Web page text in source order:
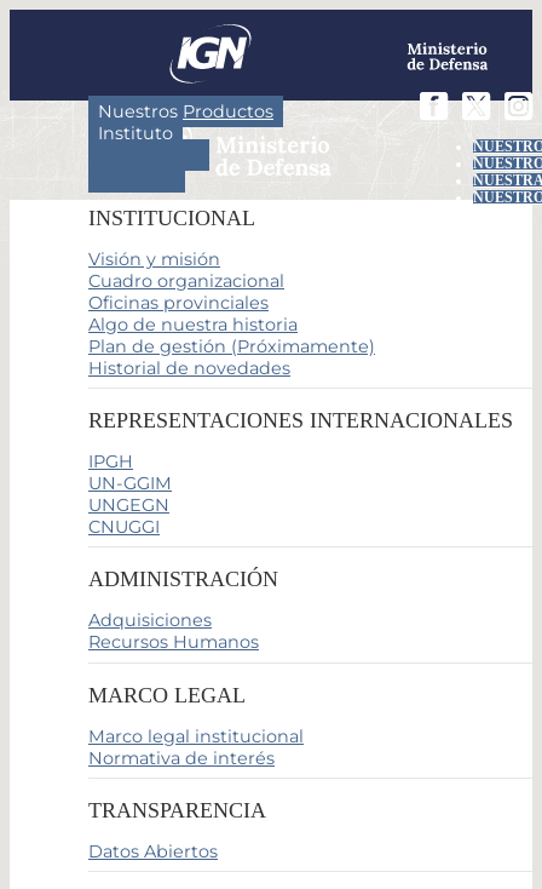
Nuestros Productos
Instituto
INSTITUCIONAL
Visión y misión
Cuadro organizacional
Oficinas provinciales
Algo de nuestra historia
Plan de gestión (Próximamente)
Historial de novedades
REPRESENTACIONES INTERNACIONALES
IPGH
UN-GGIM
UNGEGN
CNUGGI
ADMINISTRACIÓN
Adquisiciones
Recursos Humanos
MARCO LEGAL
Marco legal institucional
Normativa de interés
TRANSPARENCIA
Datos Abiertos